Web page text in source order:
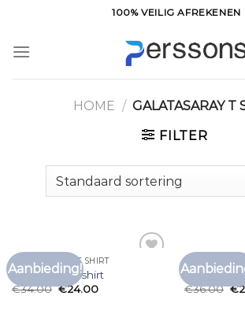
inhoud
100% VEILIG AFREKENEN
HOME / GALATASARAY T
FILTER
Aanbieding!
GALATASARAY T SHIRT
galatasaray t shirt
€34.00 €24.00
€36.00 €